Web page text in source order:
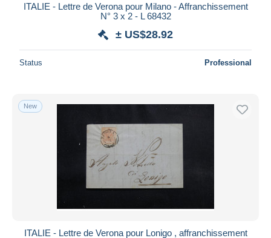
ITALIE - Lettre de Verona pour Milano - Affranchissement
N° 3 x 2 - L 68432
± US$28.92
Status Professional
New
ITALIE - Lettre de Verona pour Lonigo , affranchissement